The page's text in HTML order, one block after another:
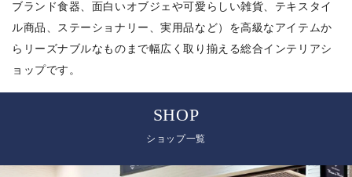
ブランド食器、面白いオブジェや可愛らしい雑貨、テキスタイ
ル商品、ステーショナリー、実用品など）を高級なアイテムか
らリーズナブルなものまで幅広く取り揃える総合インテリアシ
ョップです。
SHOP
ショップ一覧